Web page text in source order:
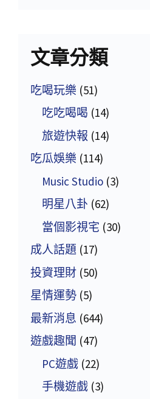
文章分類
吃喝玩樂 (51)
吃吃喝喝 (14)
旅遊快報 (14)
吃瓜娛樂 (114)
Music Studio (3)
明星八卦 (62)
當個影視宅 (30)
成人話題 (17)
投資理財 (50)
星情運勢 (5)
最新消息 (644)
遊戲趣聞 (47)
PC遊戲 (22)
手機遊戲 (3)